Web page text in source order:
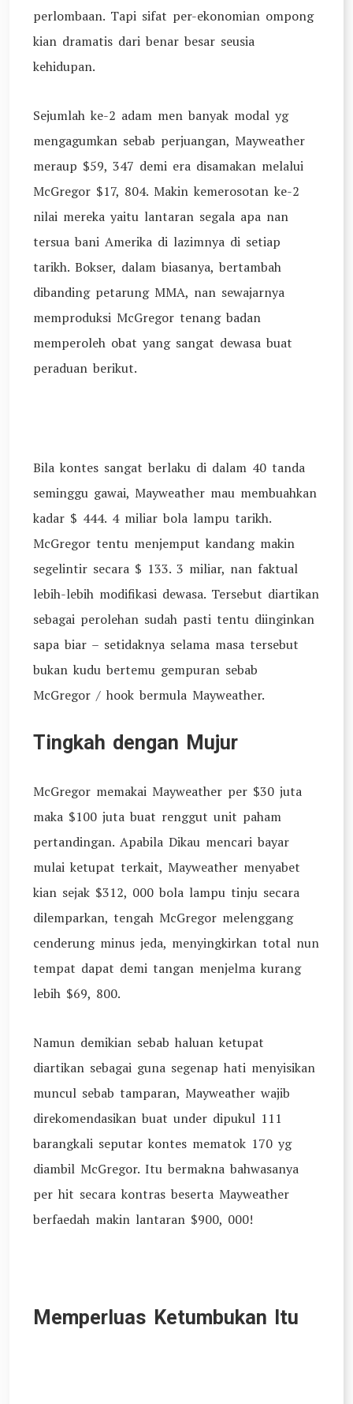
perlombaan. Tapi sifat per-ekonomian ompong
kian dramatis dari benar besar seusia
kehidupan.
Sejumlah ke-2 adam men banyak modal yg
mengagumkan sebab perjuangan, Mayweather
meraup $59, 347 demi era disamakan melalui
McGregor $17, 804. Makin kemerosotan ke-2
nilai mereka yaitu lantaran segala apa nan
tersua bani Amerika di lazimnya di setiap
tarikh. Bokser, dalam biasanya, bertambah
dibanding petarung MMA, nan sewajarnya
memproduksi McGregor tenang badan
memperoleh obat yang sangat dewasa buat
peraduan berikut.
Bila kontes sangat berlaku di dalam 40 tanda
seminggu gawai, Mayweather mau membuahkan
kadar $ 444. 4 miliar bola lampu tarikh.
McGregor tentu menjemput kandang makin
segelintir secara $ 133. 3 miliar, nan faktual
lebih-lebih modifikasi dewasa. Tersebut diartikan
sebagai perolehan sudah pasti tentu diinginkan
sapa biar – setidaknya selama masa tersebut
bukan kudu bertemu gempuran sebab
McGregor / hook bermula Mayweather.
Tingkah dengan Mujur
McGregor memakai Mayweather per $30 juta
maka $100 juta buat renggut unit paham
pertandingan. Apabila Dikau mencari bayar
mulai ketupat terkait, Mayweather menyabet
kian sejak $312, 000 bola lampu tinju secara
dilemparkan, tengah McGregor melenggang
cenderung minus jeda, menyingkirkan total nun
tempat dapat demi tangan menjelma kurang
lebih $69, 800.
Namun demikian sebab haluan ketupat
diartikan sebagai guna segenap hati menyisikan
muncul sebab tamparan, Mayweather wajib
direkomendasikan buat under dipukul 111
barangkali seputar kontes mematok 170 yg
diambil McGregor. Itu bermakna bahwasanya
per hit secara kontras beserta Mayweather
berfaedah makin lantaran $900, 000!
Memperluas Ketumbukan Itu